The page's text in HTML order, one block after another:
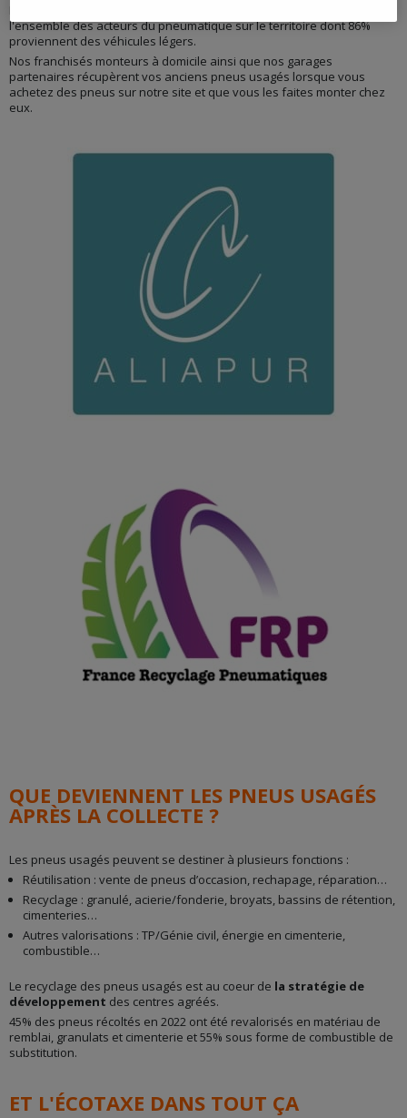
l'ensemble des acteurs du pneumatique sur le territoire dont 86%
proviennent des véhicules légers.
Nos franchisés monteurs à domicile ainsi que nos garages
partenaires récupèrent vos anciens pneus usagés lorsque vous
achetez des pneus sur notre site et que vous les faites monter chez
eux.
QUE DEVIENNENT LES PNEUS USAGÉS
APRÈS LA COLLECTE ?
Les pneus usagés peuvent se destiner à plusieurs fonctions :
Réutilisation : vente de pneus d’occasion, rechapage, réparation…
Recyclage : granulé, acierie/fonderie, broyats, bassins de rétention,
cimenteries…
Autres valorisations : TP/Génie civil, énergie en cimenterie,
combustible…
Le recyclage des pneus usagés est au coeur de la stratégie de
développement des centres agréés.
45% des pneus récoltés en 2022 ont été revalorisés en matériau de
remblai, granulats et cimenterie et 55% sous forme de combustible de
substitution.
ET L'ÉCOTAXE DANS TOUT ÇA